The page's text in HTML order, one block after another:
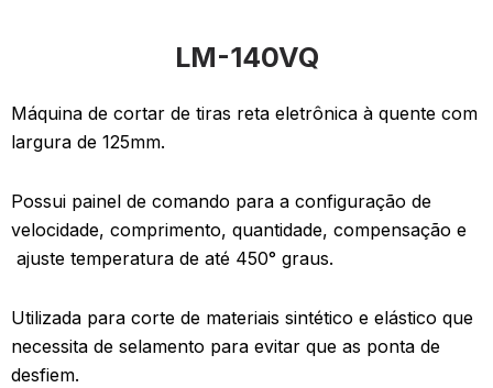
LM-140VQ
Máquina de cortar de tiras reta eletrônica à quente com
largura de 125mm.
Possui painel de comando para a configuração de
velocidade, comprimento, quantidade, compensação e
ajuste temperatura de até 450° graus.
Utilizada para corte de materiais sintético e elástico que
necessita de selamento para evitar que as ponta de
desfiem.